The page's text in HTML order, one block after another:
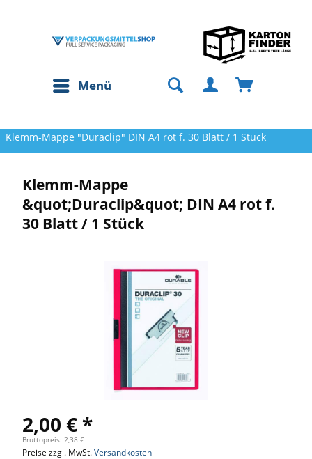
Menü
Klemm-Mappe "Duraclip" DIN A4 rot f. 30 Blatt / 1 Stück
Klemm-Mappe
&quot;Duraclip&quot; DIN A4 rot f.
30 Blatt / 1 Stück
2,00 € *
Bruttopreis: 2,38 €
Preise zzgl. MwSt.Versandkosten